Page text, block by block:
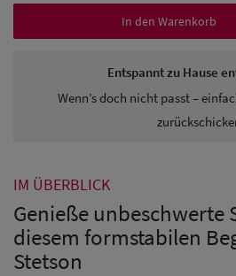
Schutz Caps
Sonnenschilder
Snapback Caps
In den Warenkorb
Entspannt zu Hause
Wenn’s doch nicht passt –
IM ÜBERBLICK
Genieße unbeschwerte
diesem formstabilen
Stetson